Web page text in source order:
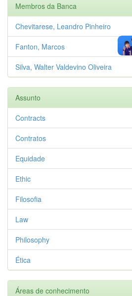
Membros da Banca
Chevitarese, Leandro Pinheiro
Fanton, Marcos
Silva, Walter Valdevino Oliveira
Assunto
Contracts
Contratos
Equidade
Ethic
Filosofia
Law
Philosophy
Ética
Áreas de conhecimento